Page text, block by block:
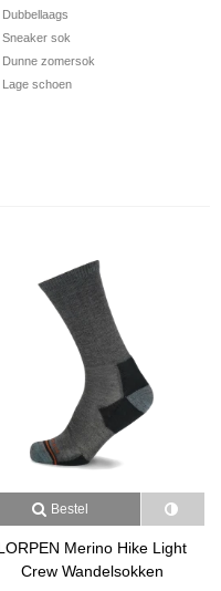
Dubbellaags
Sneaker sok
Dunne zomersok
Lage schoen
Bestel
Merino Hike Light
Crew Wandelsokken